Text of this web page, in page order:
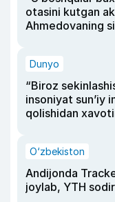
otasini kutgan
Ahmedovaning
Dunyo
“Biroz
insoniyat sun’iy
qolishidan
O‘zbekiston
Andijonda
joylab, YTH